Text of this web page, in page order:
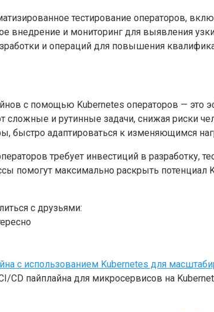
тестирование операторов,
внедрение и мониторинг для выявления
и операций для повышения
с помощью Kubernetes операторов —
сложные и рутинные задачи, снижая риски
быстро адаптироваться к изменяющимся
требует инвестиций в разработку,
помогут максимально раскрыть потенциал
с друзьями:
с использованием Kubernetes для
CD пайплайна для микросервисов на